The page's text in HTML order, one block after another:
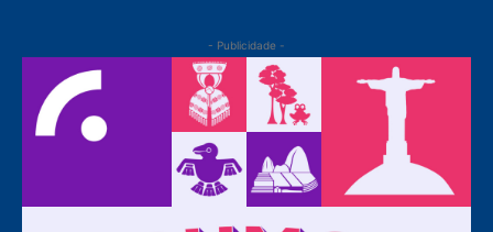
- Publicidade -